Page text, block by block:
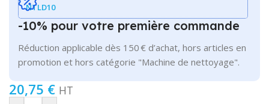
NTLD10
-10% pour votre première commande
Réduction applicable dès 150 € d’achat, hors articles en
promotion et hors catégorie "Machine de nettoyage".
20,75 € HT